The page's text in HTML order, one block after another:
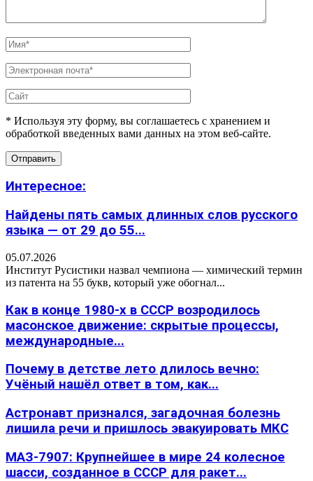
* Используя эту форму, вы соглашаетесь с хранением и
обработкой введенных вами данных на этом веб-сайте.
Интересное:
Найдены пять самых длинных слов русского
языка — от 29 до 55...
05.07.2026
Институт Русистики назвал чемпиона — химический термин
из патента на 55 букв, который уже обогнал...
Как в конце 1980-х в СССР возродилось
масонское движение: скрытые процессы,
международные...
Почему в детстве лето длилось вечно:
Учёный нашёл ответ в том, как...
Астронавт признался, загадочная болезнь
лишила речи и пришлось эвакуировать МКС
МАЗ-7907: Крупнейшее в мире 24 колесное
шасси, созданное в СССР для ракет...